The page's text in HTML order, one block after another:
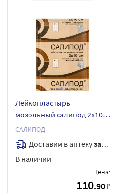
Лейкопластырь
мозольный салипод 2x10
см
САЛИПОД
Доставим в аптекузавтра
В наличии
Цена:
110.90₽